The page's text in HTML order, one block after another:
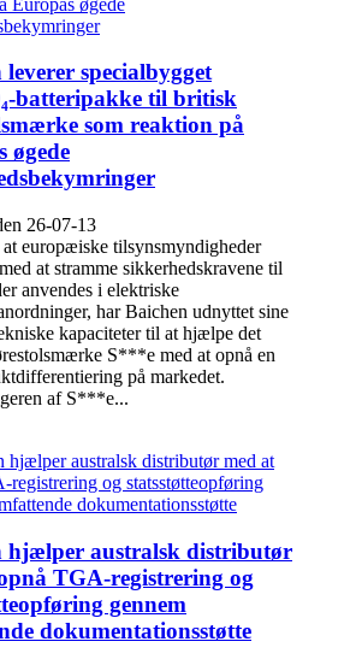
leverer specialbygget
batteripakke til britisk
som reaktion på
øgede
26-07-13
europæiske tilsynsmyndigheder
at stramme sikkerhedskravene til
anvendes i elektriske
har Baichen udnyttet sine
kapaciteter til at hjælpe det
S***e med at opnå en
på markedet.
af ​​S***e...
hjælper australsk distributør
TGA-registrering og
gennem
dokumentationsstøtte